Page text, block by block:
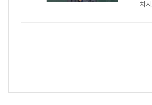
차